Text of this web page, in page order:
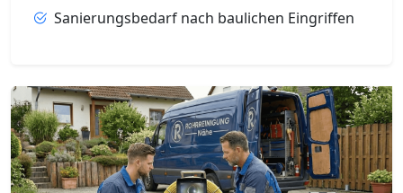
Sanierungsbedarf nach baulichen Eingriffen